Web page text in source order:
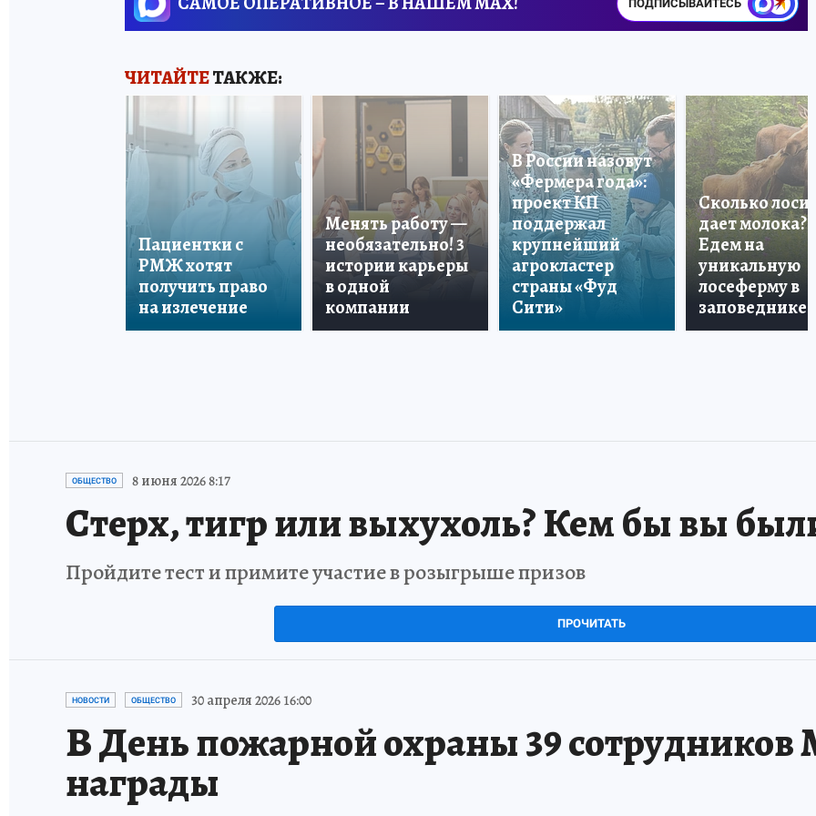
ПОДПИСЫВАЙТЕСЬ
ЧИТАЙТЕТАКЖЕ:
Пациентки с
РМЖ хотят
получить право
на излечение
Менять работу —
необязательно! 3
истории карьеры
в одной
компании
В России назовут
«Фермера года»:
проект КП
поддержал
крупнейший
агрокластер
страны «Фуд
Сити»
Сколько лосиха
дает молока?
Едем на
уникальную
лосеферму в
заповеднике!
ОБЩЕСТВО 8 июня 2026 8:17
Стерх, тигр или выхухоль? Кем бы вы
Пройдите тест и примите участие в розыгрыше призов
ПРОЧИТАТЬ
НОВОСТИ ОБЩЕСТВО 30 апреля 2026 16:00
В День пожарной охраны 39
награды